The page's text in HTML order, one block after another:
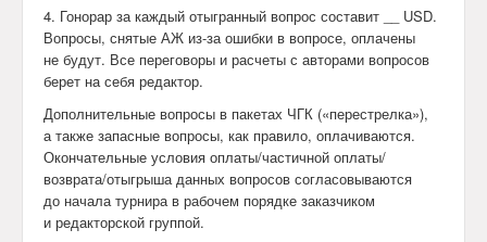
4. Гонорар за каждый отыгранный вопрос составит __ USD.
Вопросы, снятые АЖ из-за ошибки в вопросе, оплачены
не будут. Все переговоры и расчеты с авторами вопросов
берет на себя редактор.
Дополнительные вопросы в пакетах ЧГК («перестрелка»),
а также запасные вопросы, как правило, оплачиваются.
Окончательные условия оплаты/частичной оплаты/
возврата/отыгрыша данных вопросов согласовываются
до начала турнира в рабочем порядке заказчиком
и редакторской группой.